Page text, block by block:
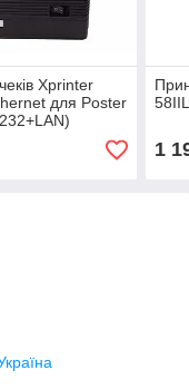
Xprinter
для Poster
1